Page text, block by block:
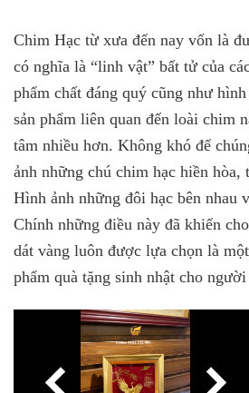
Chim Hạc từ xưa đến nay vốn là
có nghĩa là “linh vật” bất tử của
phẩm chất đáng quý cũng như
sản phẩm liên quan đến loài chim
tâm nhiều hơn. Không khó để
ảnh những chú chim hạc hiền hòa,
Hình ảnh những đôi hạc bên nhau
Chính những điều này đã khiến
dát vàng luôn được lựa chọn là
phẩm quà tặng sinh nhật cho